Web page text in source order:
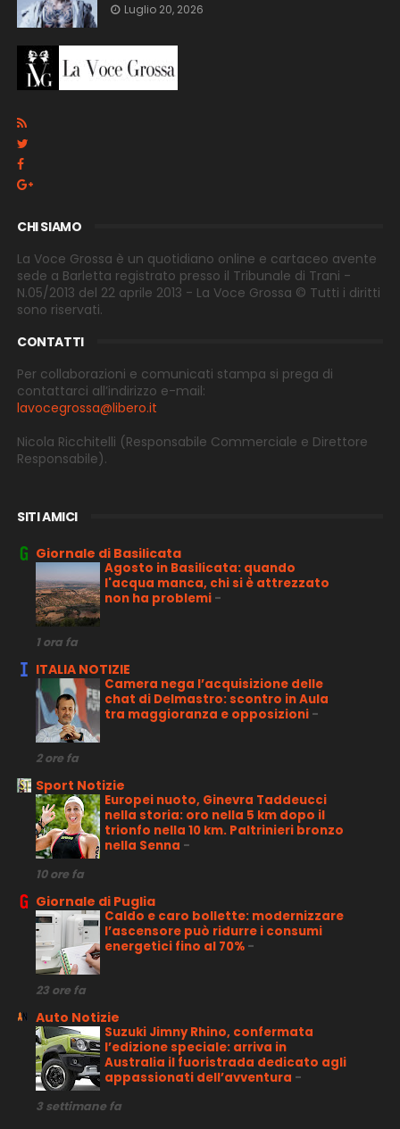
Luglio 20, 2026
CHI SIAMO
La Voce Grossa è un quotidiano online e cartaceo avente
sede a Barletta registrato presso il Tribunale di Trani -
N.05/2013 del 22 aprile 2013 - La Voce Grossa © Tutti i diritti
sono riservati.
CONTATTI
Per collaborazioni e comunicati stampa si prega di
contattarci all’indirizzo e-mail:
lavocegrossa@libero.it
Nicola Ricchitelli (Responsabile Commerciale e Direttore
Responsabile).
SITI AMICI
Giornale di Basilicata
Agosto in Basilicata: quando
l'acqua manca, chi si è attrezzato
non ha problemi -
1 ora fa
ITALIA NOTIZIE
Camera nega l’acquisizione delle
chat di Delmastro: scontro in Aula
tra maggioranza e opposizioni -
2 ore fa
Sport Notizie
Europei nuoto, Ginevra Taddeucci
nella storia: oro nella 5 km dopo il
trionfo nella 10 km. Paltrinieri bronzo
nella Senna -
10 ore fa
Giornale di Puglia
Caldo e caro bollette: modernizzare
l’ascensore può ridurre i consumi
energetici fino al 70% -
23 ore fa
Auto Notizie
Suzuki Jimny Rhino, confermata
l’edizione speciale: arriva in
Australia il fuoristrada dedicato agli
appassionati dell’avventura -
3 settimane fa